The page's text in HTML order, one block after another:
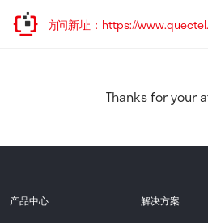
，欢迎访问新址：https://
Thanks for your
产品中心 解决方案